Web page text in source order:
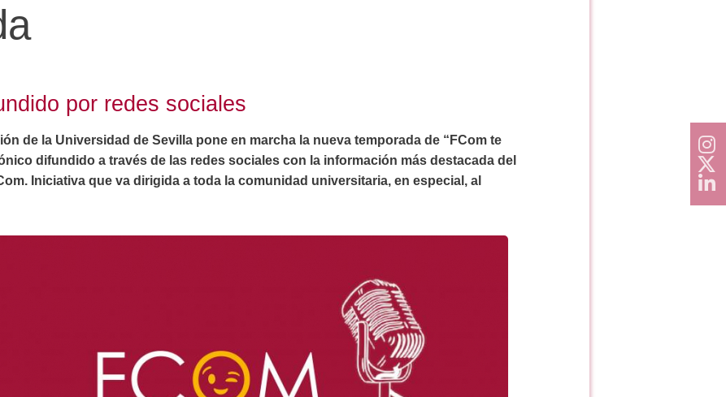
por redes sociales
de la Universidad de Sevilla pone en marcha la nueva temporada de “FCom te
difundido a través de las redes sociales con la información más destacada del
Iniciativa que va dirigida a toda la comunidad universitaria, en especial, al